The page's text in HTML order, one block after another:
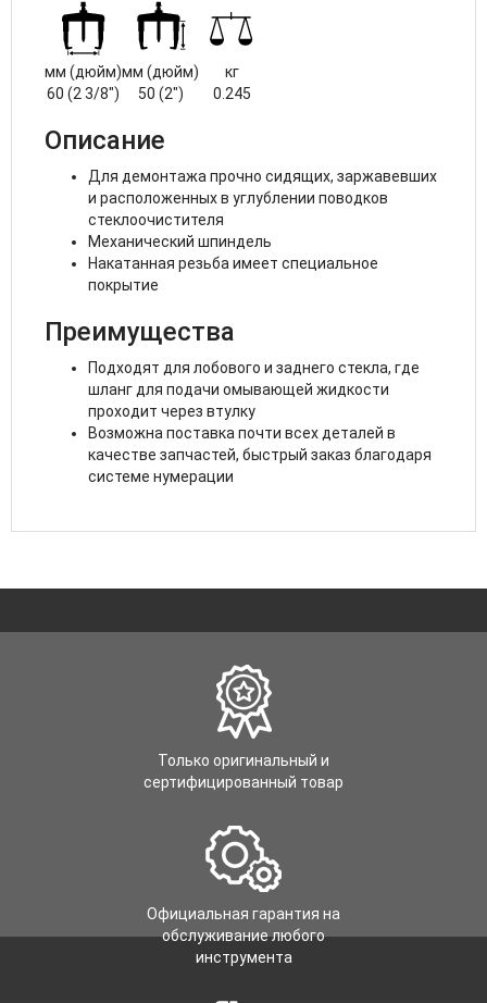
мм (дюйм)мм (дюйм)
кг
60 (2 3/8")
50 (2") 0.245
Описание
Для демонтажа прочно сидящих, заржавевших
и расположенных в углублении поводков
стеклоочистителя
Механический шпиндель
Накатанная резьба имеет специальное
покрытие
Преимущества
Подходят для лобового и заднего стекла, где
шланг для подачи омывающей жидкости
проходит через втулку
Возможна поставка почти всех деталей в
качестве запчастей, быстрый заказ благодаря
системе нумерации
Только оригинальный и
сертифицированный товар
Официальная гарантия на
обслуживание любого
инструмента